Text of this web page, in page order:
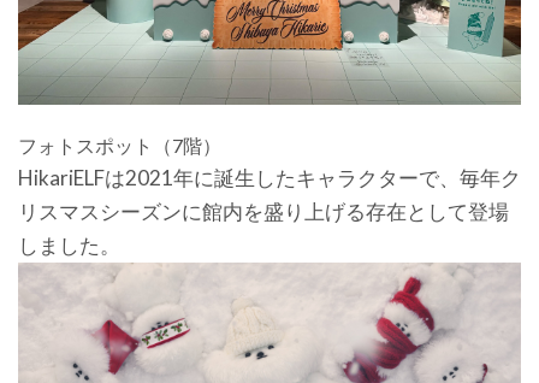
フォトスポット（7階）
HikariELFは2021年に誕生したキャラクターで、毎年ク
リスマスシーズンに館内を盛り上げる存在として登場
しました。